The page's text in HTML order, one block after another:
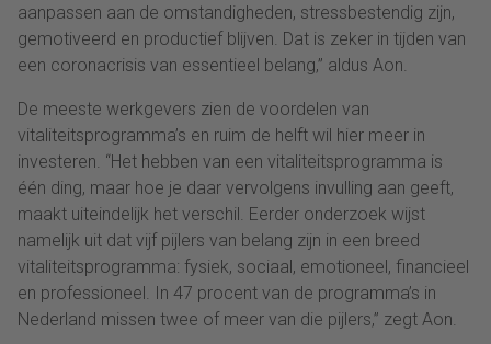
aanpassen aan de omstandigheden, stressbestendig zijn,
gemotiveerd en productief blijven. Dat is zeker in tijden van
een coronacrisis van essentieel belang,” aldus Aon.
De meeste werkgevers zien de voordelen van
vitaliteitsprogramma’s en ruim de helft wil hier meer in
investeren. “Het hebben van een vitaliteitsprogramma is
één ding, maar hoe je daar vervolgens invulling aan geeft,
maakt uiteindelijk het verschil. Eerder onderzoek wijst
namelijk uit dat vijf pijlers van belang zijn in een breed
vitaliteitsprogramma: fysiek, sociaal, emotioneel, financieel
en professioneel. In 47 procent van de programma’s in
Nederland missen twee of meer van die pijlers,” zegt Aon.